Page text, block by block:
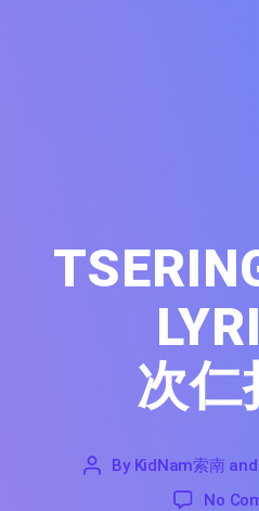
次仁
By KidNam索南 and
No